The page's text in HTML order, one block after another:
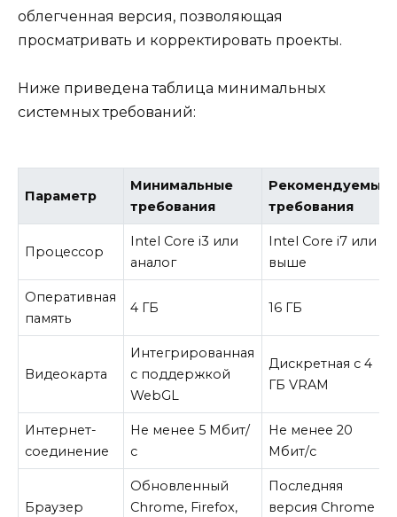
облегченная версия, позволяющая
просматривать и корректировать проекты.
Ниже приведена таблица минимальных
системных требований:
Параметр
Минимальные
требования
Рекомендуемые
требования
Процессор
Intel Core i3 или
аналог
Intel Core i7 или
выше
Оперативная
память
4 ГБ 16 ГБ
Видеокарта
Интегрированная
с поддержкой
WebGL
Дискретная с 4
ГБ VRAM
Интернет-
соединение
Не менее 5 Мбит/
с
Не менее 20
Мбит/с
Браузер
Обновленный
Chrome, Firefox,
Последняя
версия Chrome